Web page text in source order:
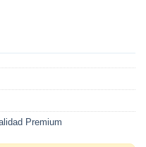
Premium